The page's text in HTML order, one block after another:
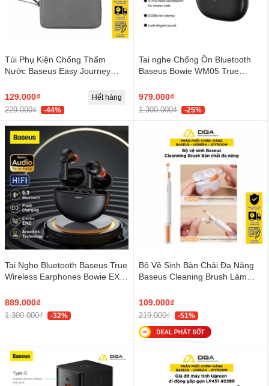
Túi Phụ Kiện Chống Thấm
Nước Baseus Easy Journey
129.000₫
229.000₫ -44%
Hết hàng
Tai nghe Chống Ồn Bluetooth
Baseus Bowie WM05 True
979.000₫
1.300.000₫ -25%
Tai Nghe Bluetooth Baseus True
Wireless Earphones Bowie EX
889.000₫
1.300.000₫ -32%
Bộ Vệ Sinh Bàn Chải Đa Năng
Baseus Cleaning Brush Làm
Thoại Bàn Phím
109.000₫
219.000₫ -51%